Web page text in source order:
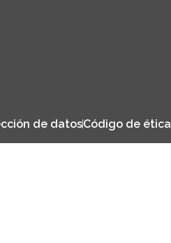
de datosCódigo de ética